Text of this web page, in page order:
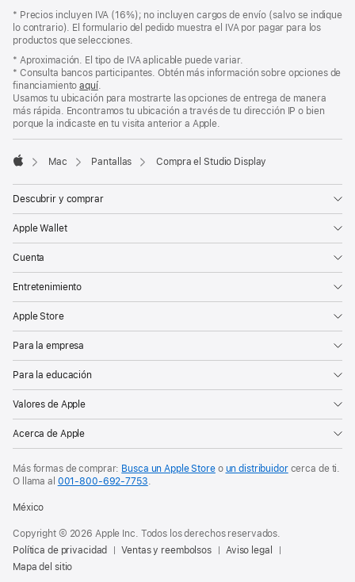
de
página
a
pie
de
página
Nota
a
pie
página
* Precios incluyen IVA (16%); no incluyen cargos de envío (salvo se indique
lo contrario). El formulario del pedido muestra el IVA por pagar para los
productos que selecciones.
* Aproximación. El tipo de IVA aplicable puede variar.
* Consulta bancos participantes. Obtén más información sobre opciones de
financiamientoaquí.
abre
en
una
pestaña
Usamos tu ubicación para mostrarte las opciones de entrega de manera
más rápida. Encontramos tu ubicación a través de tu dirección IP o bien
porque la indicaste en tu visita anterior a Apple.
Mac Pantallas Compra el Studio Display
Descubrir y comprar
Apple Wallet
Cuenta
Entretenimiento
Apple Store
Para la empresa
Para la educación
Valores de Apple
Acerca de Apple
Más formas de comprar: Busca un Apple Storeo un distribuidorcerca de ti.
O
llama al 001‑800‑692‑7753.
México
Copyright © 2026 Apple Inc. Todos los derechos reservados.
Política de privacidad
Ventas y reembolsos
Aviso legal
Mapa del sitio